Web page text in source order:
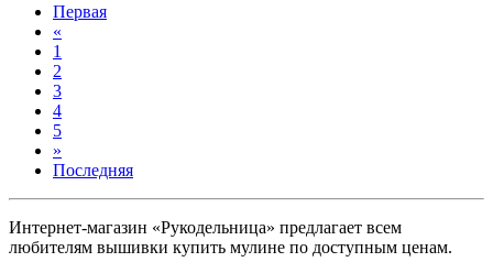
Первая
«
1
2
3
4
5
»
Последняя
Интернет-магазин «Рукодельница» предлагает всем
любителям вышивки купить мулине по доступным ценам.